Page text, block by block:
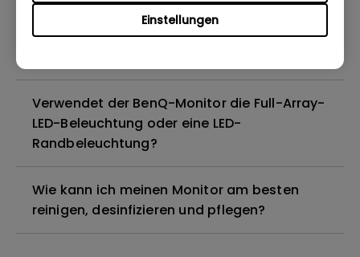
Einstellungen
bestimmte Modelle quecksilberfrei?
Verwendet der BenQ-Monitor die Full-Array-
LED-Beleuchtung oder eine LED-
Randbeleuchtung?
Wie kann ich meinen Monitor am besten
reinigen, desinfizieren und pflegen?